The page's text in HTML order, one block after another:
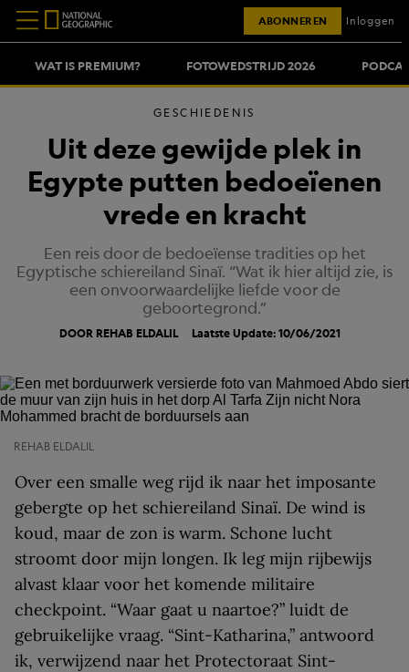
WAT IS PREMIUM? FOTOWEDSTRIJD 2026
ABONNEREN Inloggen
GESCHIEDENIS
Uit deze gewijde plek in
Egypte putten bedoeïenen
vrede en kracht
Een reis door de bedoeïense tradities op het
Egyptische schiereiland Sinaï. “Wat ik hier altijd zie, is
een onvoorwaardelijke liefde voor de
geboortegrond.”
DOOR REHAB ELDALIL Laatste Update: 10/06/2021
REHAB ELDALIL
Over een smalle weg rijd ik naar het imposante
gebergte op het schiereiland Sinaï. De wind is
koud, maar de zon is warm. Schone lucht
stroomt door mijn longen. Ik leg mijn rijbewijs
alvast klaar voor het komende militaire
checkpoint. “Waar gaat u naartoe?” luidt de
gebruikelijke vraag. “Sint-Katharina,” antwoord
ik, verwijzend naar het Protectoraat Sint-